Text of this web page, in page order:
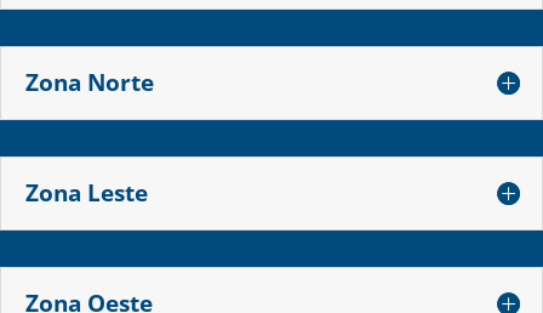
Zona Norte
Zona Leste
Zona Oeste